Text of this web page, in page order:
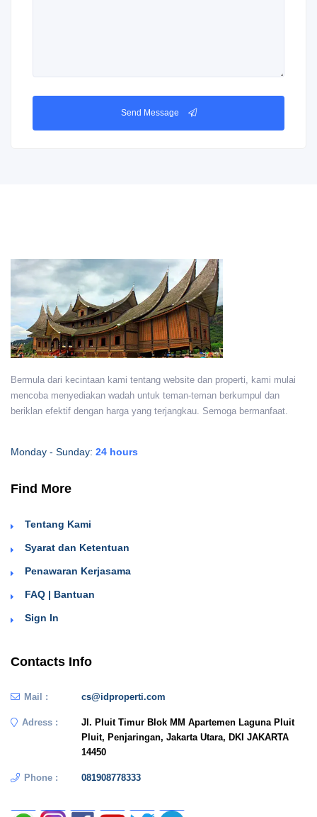
Send Message
Bermula dari kecintaan kami tentang website dan properti, kami mulai
mencoba menyediakan wadah untuk teman-teman berkumpul dan
beriklan efektif dengan harga yang terjangkau. Semoga bermanfaat.
Monday - Sunday: 24 hours
Find More
Tentang Kami
Syarat dan Ketentuan
Penawaran Kerjasama
FAQ | Bantuan
Sign In
Contacts Info
Mail : cs@idproperti.com
Adress :
Jl. Pluit Timur Blok MM Apartemen Laguna Pluit
Pluit, Penjaringan, Jakarta Utara, DKI JAKARTA
14450
Phone : 081908778333